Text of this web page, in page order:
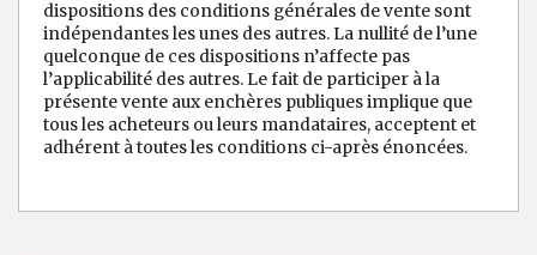
dispositions des conditions générales de vente sont
indépendantes les unes des autres. La nullité de l’une
quelconque de ces dispositions n’affecte pas
l’applicabilité des autres. Le fait de participer à la
présente vente aux enchères publiques implique que
tous les acheteurs ou leurs mandataires, acceptent et
adhérent à toutes les conditions ci-après énoncées.